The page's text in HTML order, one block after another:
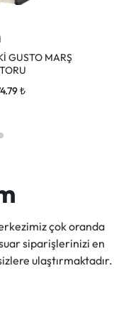
GUSTO MARŞ
₺
çok oranda
siparişlerinizi en
ulaştırmaktadır.